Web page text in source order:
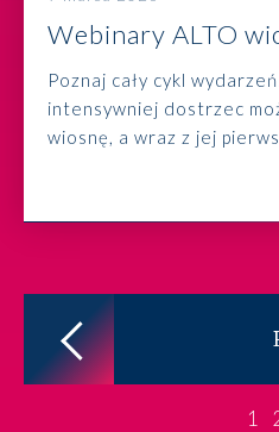
Webinary ALTO
Poznaj cały cykl
intensywniej dostrzec
wiosnę, a wraz z jej
1